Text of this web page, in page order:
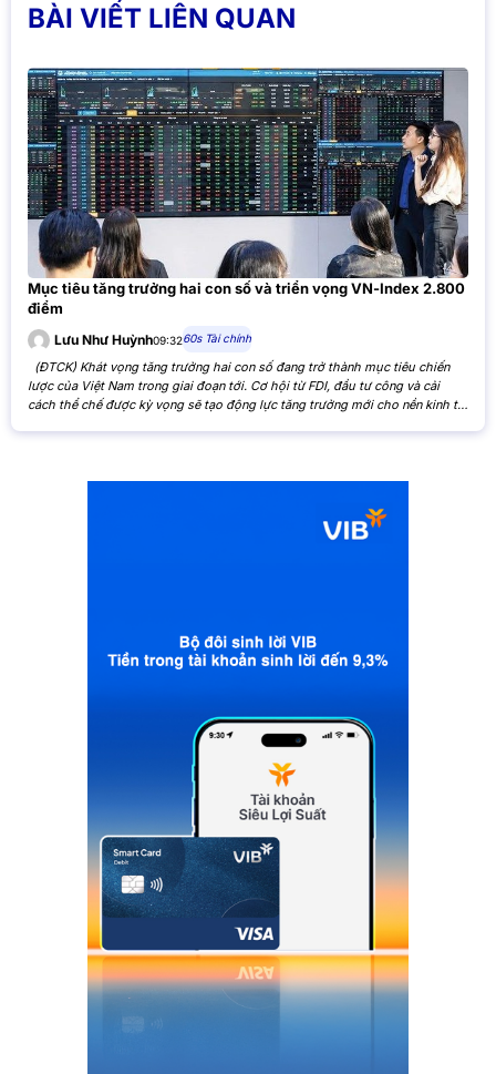
BÀI VIẾT LIÊN QUAN
Mục tiêu tăng trưởng hai con số và triển vọng VN-Index 2.800
điểm
Lưu Như Huỳnh09:3260s Tài chính
(ĐTCK) Khát vọng tăng trưởng hai con số đang trở thành mục tiêu chiến
lược của Việt Nam trong giai đoạn tới. Cơ hội từ FDI, đầu tư công và cải
cách thể chế được kỳ vọng sẽ tạo động lực tăng trưởng mới cho nền kinh tế,